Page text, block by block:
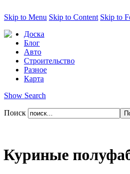
Skip to Menu Skip to Content Skip to
Доска
Блог
Авто
Строительство
Разное
Карта
Show Search
Поиск
Куриные